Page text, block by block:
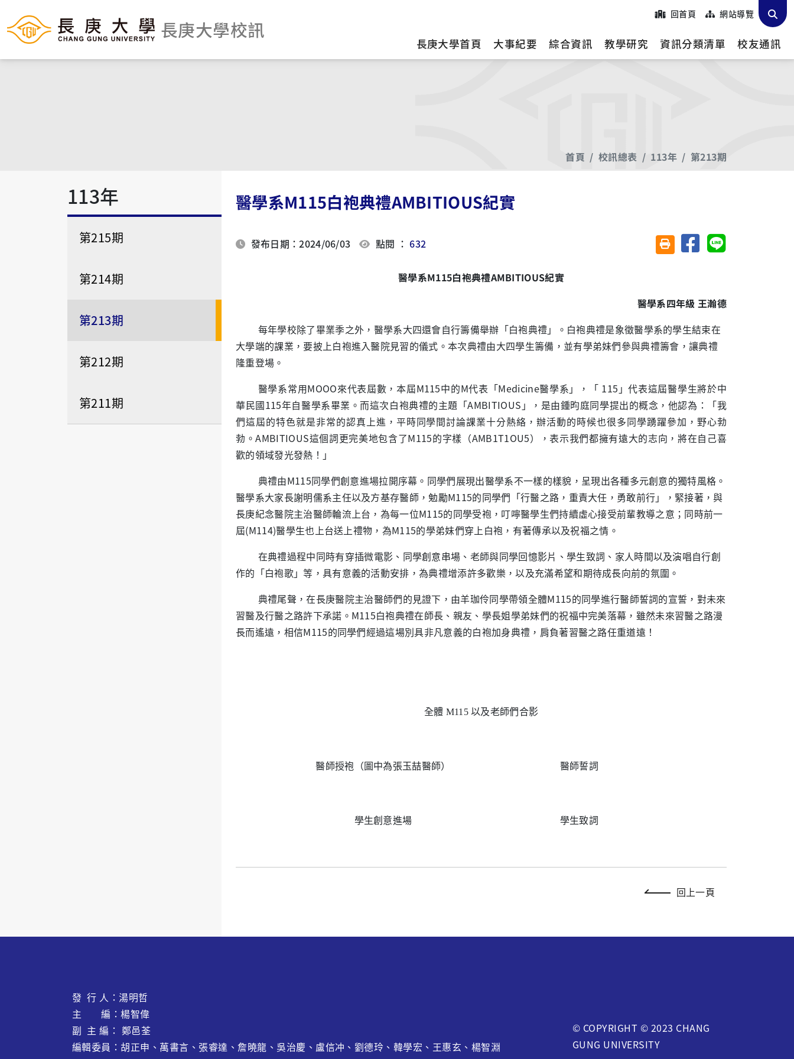
長庚大學校訊
回首頁 網站導覽
長庚大學首頁 大事紀要 綜合資訊 教學研究 資訊分類清單 校友通訊
首頁 校訊總表 113年 第213期
113年
第215期
第214期
第213期
第212期
第211期
醫學系M115白袍典禮AMBITIOUS紀實
發布日期：2024/06/03 點閱 ：632 友善列印(另開視窗)
分享至臉書分享至 Line
醫學系M115白袍典禮AMBITIOUS紀實
醫學系四年級 王瀚德
每年學校除了畢業季之外，醫學系大四還會自行籌備舉辦「白袍典禮」。白袍典禮是象徵醫學系的學生結束在
大學端的課業，要披上白袍進入醫院見習的儀式。本次典禮由大四學生籌備，並有學弟妹們參與典禮籌會，讓典禮
隆重登場。
醫學系常用MOOO來代表屆數，本屆M115中的M代表「Medicine醫學系」，「 115」代表這屆醫學生將於中
華民國115年自醫學系畢業。而這次白袍典禮的主題「AMBITIOUS」，是由鍾昀庭同學提出的概念，他認為：「我
們這屆的特色就是非常的認真上進，平時同學間討論課業十分熱絡，辦活動的時候也很多同學踴躍參加，野心勃
勃。AMBITIOUS這個詞更完美地包含了M115的字樣（AMB1T1OU5），表示我們都擁有遠大的志向，將在自己喜
歡的領域發光發熱！」
典禮由M115同學們創意進場拉開序幕。同學們展現出醫學系不一樣的樣貌，呈現出各種多元創意的獨特風格。
醫學系大家長謝明儒系主任以及方基存醫師，勉勵M115的同學們「行醫之路，重責大任，勇敢前行」，緊接著，與
長庚紀念醫院主治醫師輪流上台，為每一位M115的同學受袍，叮嚀醫學生們持續虛心接受前輩教導之意；同時前一
屆(M114)醫學生也上台送上禮物，為M115的學弟妹們穿上白袍，有著傳承以及祝福之情。
在典禮過程中同時有穿插微電影、同學創意串場、老師與同學回憶影片、學生致詞、家人時間以及演唱自行創
作的「白袍歌」等，具有意義的活動安排，為典禮增添許多歡樂，以及充滿希望和期待成長向前的氛圍。
典禮尾聲，在長庚醫院主治醫師們的見證下，由羊珈伶同學帶領全體M115的同學進行醫師誓詞的宣誓，對未來
習醫及行醫之路許下承諾。M115白袍典禮在師長、親友、學長姐學弟妹們的祝福中完美落幕，雖然未來習醫之路漫
長而遙遠，相信M115的同學們經過這場別具非凡意義的白袍加身典禮，肩負著習醫之路任重道遠！
全體 M115以及老師們合影
醫師授袍（圖中為張玉喆醫師） 醫師誓詞
學生創意進場 學生致詞
回上一頁
發 行 人：湯明哲
主 編：楊智偉
副 主 編： 鄭邑荃
編輯委員：胡正申、萬書言、張睿達、詹曉龍 、吳治慶、盧信冲、劉德玲、韓學宏、王惠玄、 楊智淵
© COPYRIGHT © 2023 CHANG
GUNG UNIVERSITY